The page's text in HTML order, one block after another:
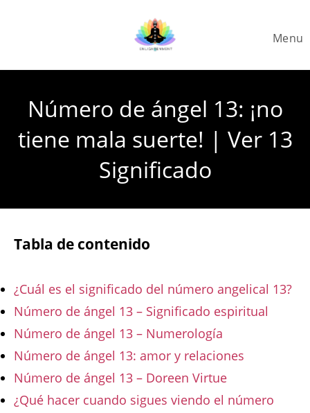
Menu
Número de ángel 13: ¡no
tiene mala suerte! | Ver 13
Significado
Tabla de contenido
¿Cuál es el significado del número angelical 13?
Número de ángel 13 – Significado espiritual
Número de ángel 13 – Numerología
Número de ángel 13: amor y relaciones
Número de ángel 13 – Doreen Virtue
¿Qué hacer cuando sigues viendo el número